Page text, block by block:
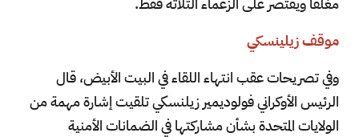
موقف زيلينسكي
وفي تصريحات عقب انتهاء اللقاء في البيت الأبيض، قال
الرئيس الأوكراني فولوديمير زيلنسكي تلقيت إشارة مهمة من
الولايات المتحدة بشأن مشاركتها في الضمانات الأمنية